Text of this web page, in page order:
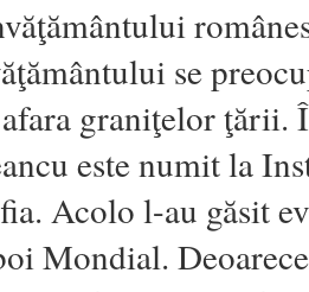
se
graniţelor ţării.
este numit la
Acolo l-au găsit
Mondial.